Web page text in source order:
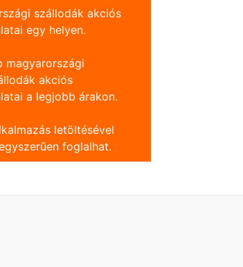
szállodák akciós
egy helyen.
magyarországi
akciós
a legjobb árakon.
letöltésével
foglalhat.